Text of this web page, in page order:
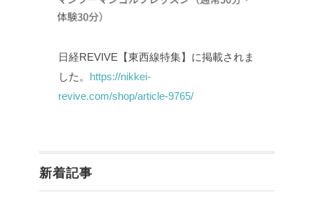
日経REVIVE【東西線特集】に掲載されま
した。 https://nikkei-
revive.com/shop/article-9765/
新着記事